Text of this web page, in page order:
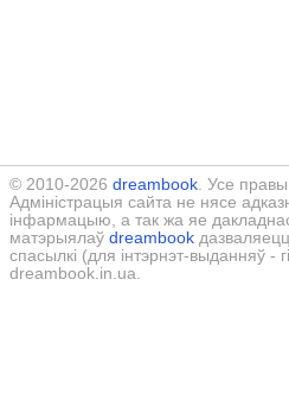
© 2010-2026 dreambook. Усе
Адміністрацыя сайта не нясе
інфармацыю, а так жа яе
матэрыялаў dreambook
спасылкі (для інтэрнэт-выданняў -
dreambook.in.ua.